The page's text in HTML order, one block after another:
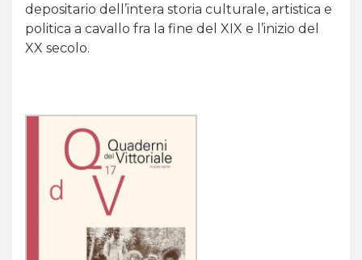
Acquista Biglietti
Contatti
depositario dell’intera storia culturale, artistica e
politica a cavallo fra la fine del XIX e l’inizio del
XX secolo.